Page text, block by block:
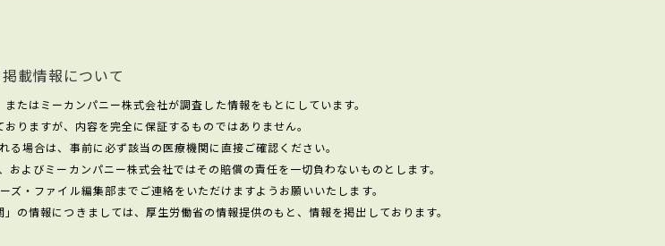
掲載情報について
たはミーカンパニー株式会社が調査した情報をもとにしています。
りますが、内容を完全に保証するものではありません。
る場合は、事前に必ず該当の医療機関に直接ご確認ください。
よびミーカンパニー株式会社ではその賠償の責任を一切負わないものとします。
・ファイル編集部までご連絡をいただけますようお願いいたします。
の情報につきましては、厚生労働省の情報提供のもと、情報を掲出しております。